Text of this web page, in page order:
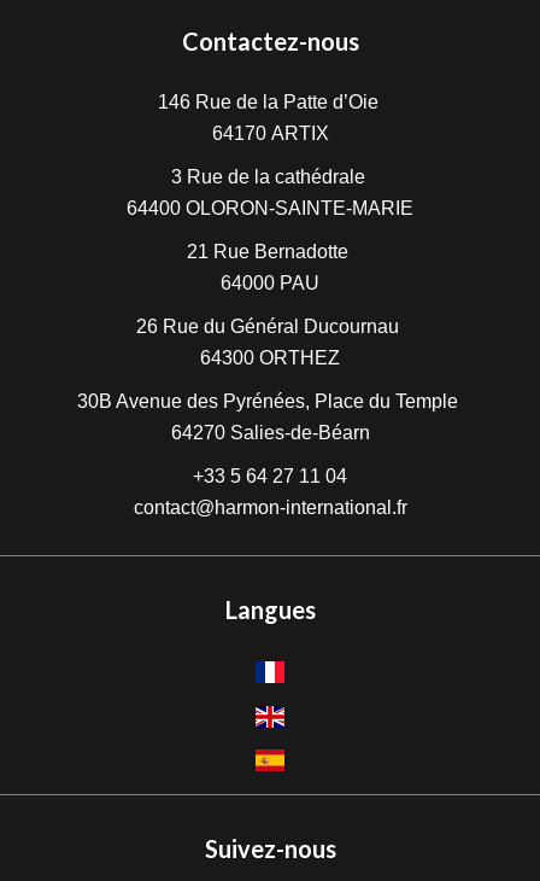
Contactez-nous
146 Rue de la Patte d’Oie
64170 ARTIX
3 Rue de la cathédrale
64400 OLORON-SAINTE-MARIE
21 Rue Bernadotte
64000 PAU
26 Rue du Général Ducournau
64300 ORTHEZ
30B Avenue des Pyrénées, Place du Temple
64270 Salies-de-Béarn
+33 5 64 27 11 04
contact@harmon-international.fr
Langues
Suivez-nous